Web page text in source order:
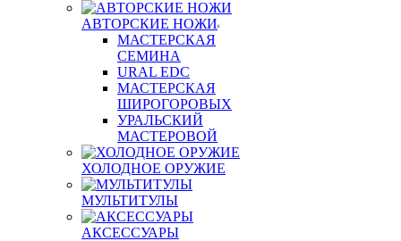
АВТОРСКИЕ НОЖИ
МАСТЕРСКАЯ
СЕМИНА
URAL EDC
МАСТЕРСКАЯ
ШИРОГОРОВЫХ
УРАЛЬСКИЙ
МАСТЕРОВОЙ
ХОЛОДНОЕ ОРУЖИЕ
МУЛЬТИТУЛЫ
АКСЕССУАРЫ